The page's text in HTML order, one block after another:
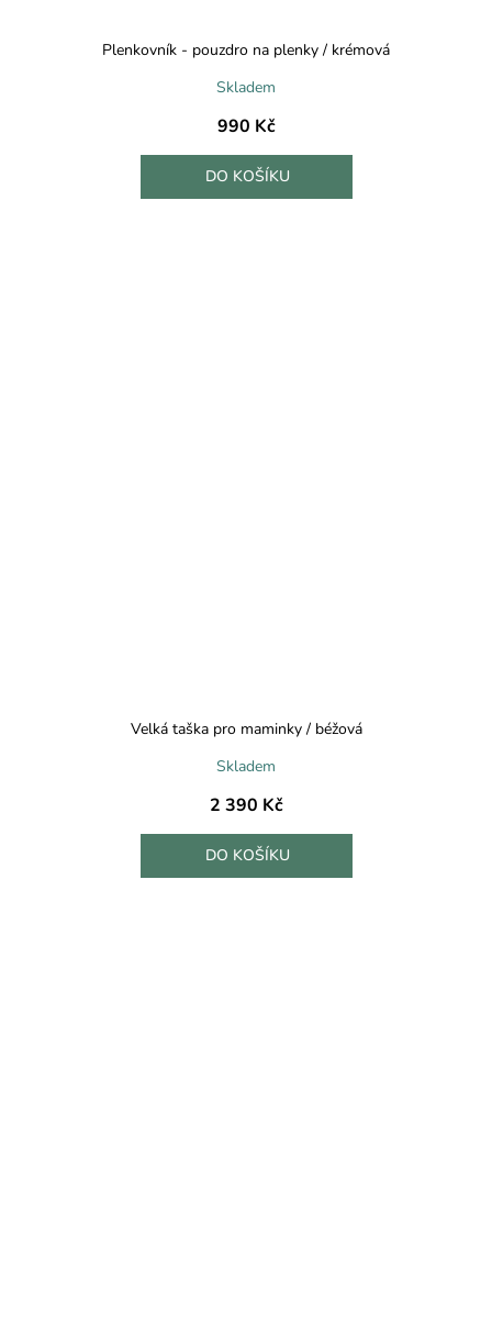
Plenkovník - pouzdro na plenky / krémová
Skladem
990 Kč
DO KOŠÍKU
Velká taška pro maminky / béžová
Skladem
2 390 Kč
DO KOŠÍKU